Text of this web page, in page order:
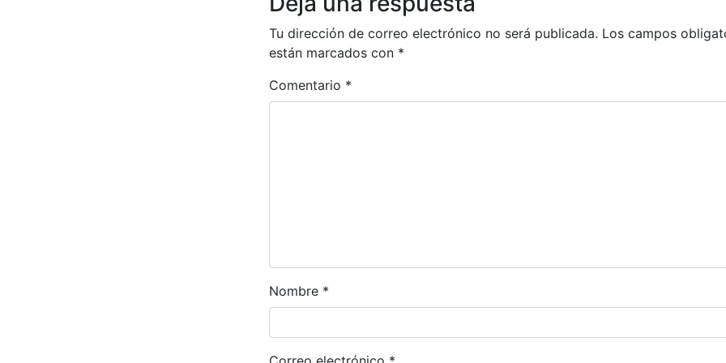
Tu dirección de correo electrónico no será publicada. Los campos
están marcados con *
Comentario *
Nombre *